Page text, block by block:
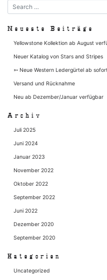
Neueste Beiträge
Yellowstone Kollektion ab August
Neuer Katalog von Stars and Stripes
➳ Neue Western Ledergürtel ab
Versand und Rücknahme
Neu ab Dezember/Januar verfügbar
Archiv
Juli 2025
Juni 2024
Januar 2023
November 2022
Oktober 2022
September 2022
Juni 2022
Dezember 2020
September 2020
Kategorien
Uncategorized